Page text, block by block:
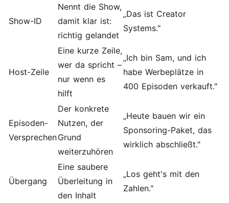
Show-ID
Nennt die Show,
damit klar ist:
richtig gelandet
„Das ist Creator
Systems."
Host-Zeile
Eine kurze Zeile,
wer da spricht –
nur wenn es
hilft
„Ich bin Sam, und ich
habe Werbeplätze in
400 Episoden verkauft."
Episoden-
Versprechen
Der konkrete
Nutzen, der
Grund
weiterzuhören
„Heute bauen wir ein
Sponsoring-Paket, das
wirklich abschließt."
Übergang
Eine saubere
Überleitung in
den Inhalt
„Los geht's mit den
Zahlen."